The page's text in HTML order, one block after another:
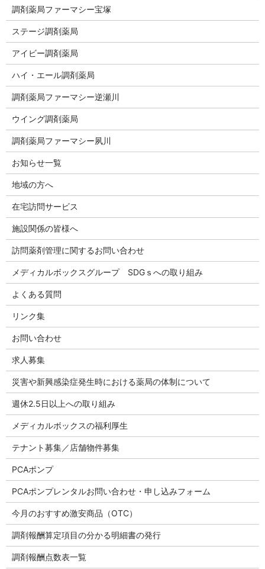
調剤薬局ファーマシー宝塚
ステージ調剤薬局
アイビー調剤薬局
ハイ・エール調剤薬局
調剤薬局ファーマシー逆瀬川
ウイング調剤薬局
調剤薬局ファーマシー夙川
お知らせ一覧
地域の方へ
在宅訪問サービス
施設関係の皆様へ
訪問薬剤管理に関するお問い合わせ
メディカルボックスグループ SDGｓへの取り組み
よくある質問
リンク集
お問い合わせ
求人募集
災害や新興感染症発生時における薬局の体制について
週休2.5日以上への取り組み
メディカルボックスの福利厚生
テナント募集／店舗物件募集
PCAポンプ
PCAポンプレンタルお問い合わせ・申し込みフォーム
今月のおすすめ激安商品（OTC）
調剤報酬算定項目の分かる明細書の発行
調剤報酬点数表一覧